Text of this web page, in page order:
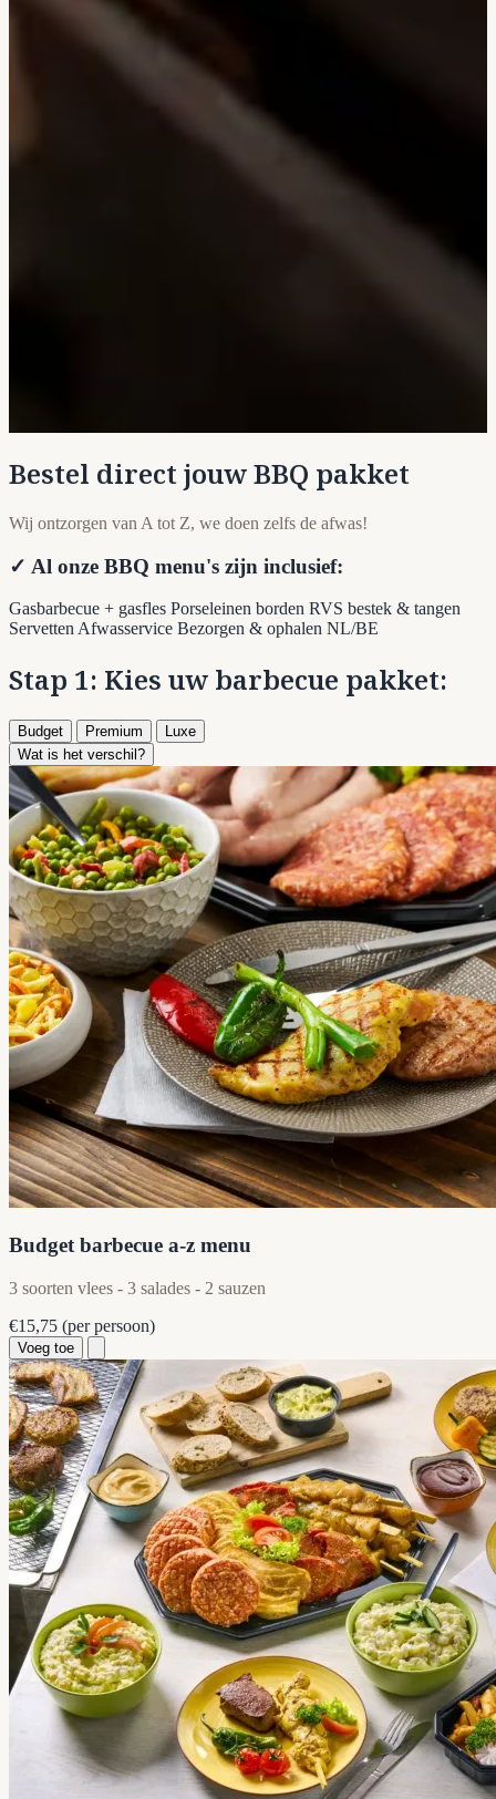
Bestel direct jouw BBQ pakket
Wij ontzorgen van A tot Z, we doen zelfs de afwas!
✓ Al onze BBQ menu's zijn inclusief:
Gasbarbecue + gasfles Porseleinen borden RVS bestek & tangen
ServettenAfwasservice Bezorgen & ophalen NL/BE
Stap 1: Kies uw barbecue pakket:
Budget Premium
Luxe
Wat is het verschil?
Budget barbecue a-z menu
3 soorten vlees - 3 salades - 2 sauzen
€15,75 (per persoon)
Voeg toe